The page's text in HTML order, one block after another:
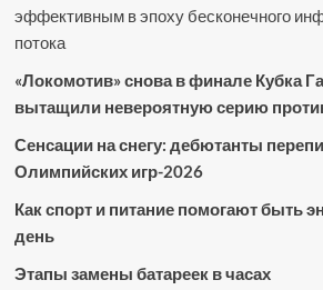
эффективным в эпоху бесконечного
потока
«Локомотив» снова в финале Кубка
вытащили невероятную серию
Сенсации на снегу: дебютанты
Олимпийских игр-2026
Как спорт и питание помогают быть
день
Этапы замены батареек в часах